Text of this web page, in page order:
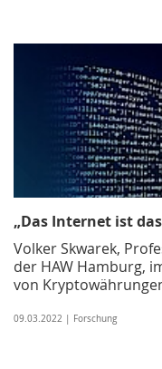
„Das Internet ist
Volker Skwarek,
der HAW Hamburg,
von
09.03.2022 | Forschung